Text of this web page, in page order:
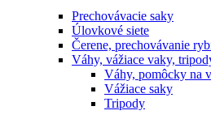
Prechovávacie saky
Úlovkové siete
Čerene, prechovávanie
Váhy, vážiace vaky,
Váhy, pomôcky na
Vážiace saky
Tripody